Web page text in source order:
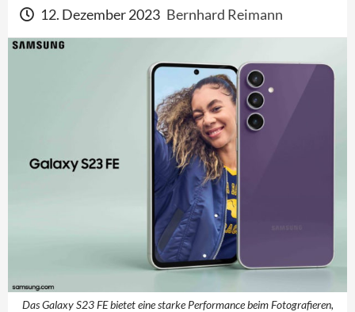
12. Dezember 2023 Bernhard Reimann
Das Galaxy S23 FE bietet eine starke Performance beim Fotografieren,